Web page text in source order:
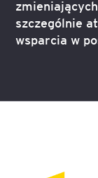
szczególnie
wsparcia w